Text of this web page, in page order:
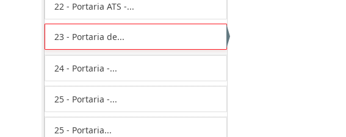
22 - Portaria ATS -...
23 - Portaria de...
24 - Portaria -...
25 - Portaria -...
25 - Portaria...